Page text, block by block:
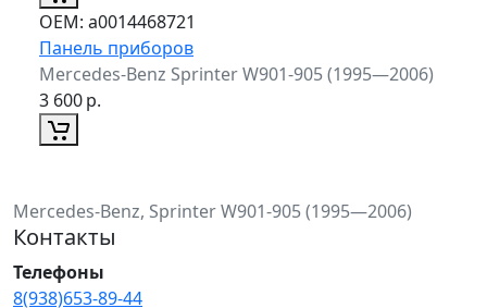
ОЕМ: a0014468721
Панель приборов
Mercedes-Benz Sprinter W901-905 (1995—2006)
3 600р.
Mercedes-Benz, Sprinter W901-905 (1995—2006)
Контакты
Телефоны
8(938)653-89-44